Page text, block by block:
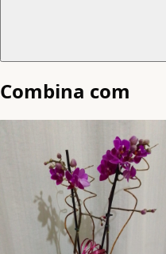
Combina com